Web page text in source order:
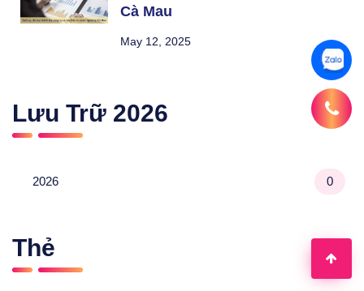
Cà Mau
May 12, 2025
Lưu Trữ 2026
2026 0
Thẻ